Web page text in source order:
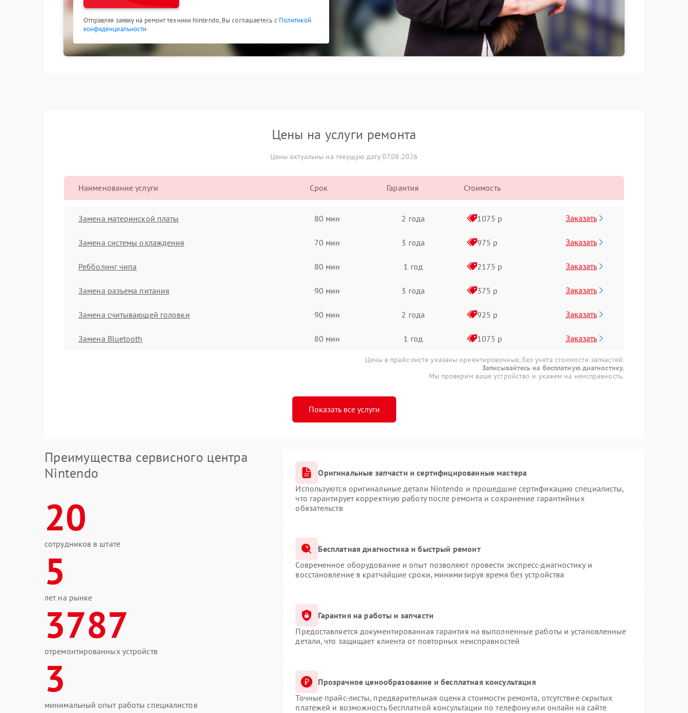
Отправляя заявку на ремонт техники Nintendo, Вы соглашаетесь с Политикой
конфиденциальности
Цены на услуги ремонта
Цены актуальны на текущую дату 07.08.2026
Наименование услуги Срок Гарантия Стоимость
Замена материнской платы 80 мин 2 года 1075 р Заказать
Замена системы охлаждения 70 мин 3 года 975 р Заказать
Ребболинг чипа 80 мин 1 год 2175 р Заказать
Замена разъема питания 90 мин 3 года 375 р Заказать
Замена считывающей головки 90 мин 2 года 925 р Заказать
Замена Bluetooth 80 мин 1 год 1075 р Заказать
Цены в прайс-листе указаны ориентировочные, без учета стоимости запчастей.
Записывайтесь на бесплатную диагностику.
Мы проверим ваше устройство и укажем на неисправность.
Показать все услуги
Преимущества сервисного центра
Nintendo
20
сотрудников в штате
5
лет на рынке
3787
отремонтированных устройств
3
минимальный опыт работы специалистов
Оригинальные запчасти и сертифицированные мастера
Используются оригинальные детали Nintendo и прошедшие сертификацию специалисты,
что гарантирует корректную работу после ремонта и сохранение гарантийных
обязательств
Бесплатная диагностика и быстрый ремонт
Современное оборудование и опыт позволяют провести экспресс-диагностику и
восстановление в кратчайшие сроки, минимизируя время без устройства
Гарантия на работы и запчасти
Предоставляется документированная гарантия на выполненные работы и установленные
детали, что защищает клиента от повторных неисправностей
Прозрачное ценообразование и бесплатная консультация
Точные прайс-листы, предварительная оценка стоимости ремонта, отсутствие скрытых
платежей и возможность бесплатной консультации по телефону или онлайн на сайте